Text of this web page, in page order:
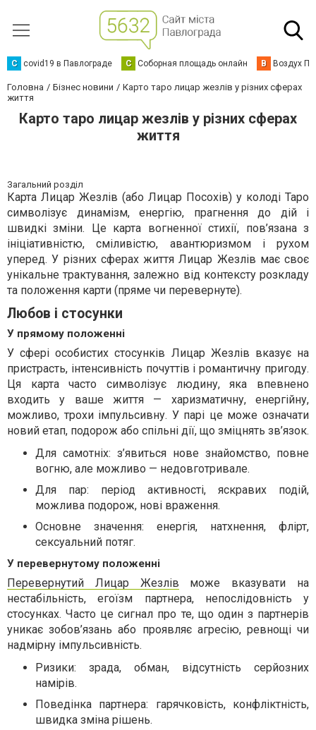
C covid19 в Павлограде С Соборная площадь онлайн В Воздух
Головна Бізнес новини
Карто таро лицар жезлів у різних сферах
життя
Карто таро лицар жезлів у різних сферах
життя
Загальний розділ
Карта Лицар Жезлів (або Лицар Посохів) у колоді Таро
символізує динамізм, енергію, прагнення до дій і
швидкі зміни. Це карта вогненної стихії, пов’язана з
ініціативністю, сміливістю, авантюризмом і рухом
уперед. У різних сферах життя Лицар Жезлів має своє
унікальне трактування, залежно від контексту розкладу
та положення карти (пряме чи перевернуте).
Любов і стосунки
У прямому положенні
У сфері особистих стосунків Лицар Жезлів вказує на
пристрасть, інтенсивність почуттів і романтичну пригоду.
Ця карта часто символізує людину, яка впевнено
входить у ваше життя — харизматичну, енергійну,
можливо, трохи імпульсивну. У парі це може означати
новий етап, подорож або спільні дії, що зміцнять зв’язок.
Для самотніх: з’явиться нове знайомство, повне
вогню, але можливо — недовготривале.
Для пар: період активності, яскравих подій,
можлива подорож, нові враження.
Основне значення: енергія, натхнення, флірт,
сексуальний потяг.
У перевернутому положенні
Перевернутий Лицар Жезлів може вказувати на
нестабільність, егоїзм партнера, непослідовність у
стосунках. Часто це сигнал про те, що один з партнерів
уникає зобов’язань або проявляє агресію, ревнощі чи
надмірну імпульсивність.
Ризики: зрада, обман, відсутність серйозних
намірів.
Поведінка партнера: гарячковість, конфліктність,
швидка зміна рішень.